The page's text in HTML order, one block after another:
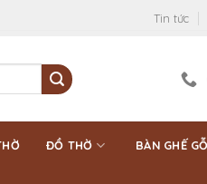
Tin tức
ĐỒ THỜ BÀN GHẾ GỖ